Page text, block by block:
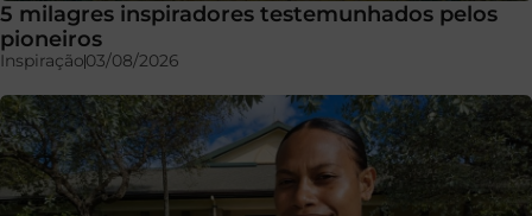
5 milagres inspiradores testemunhados pelos
pioneiros
Inspiração03/08/2026